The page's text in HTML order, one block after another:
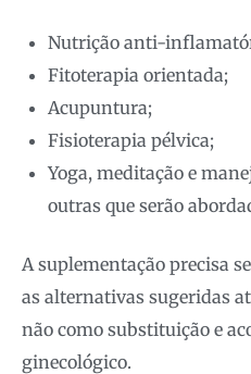
Nutrição anti-
Fitoterapia orientada;
Acupuntura;
Fisioterapia pélvica;
Yoga, meditação e
outras que serão
A suplementação precisa
as alternativas sugeridas
não como substituição e
ginecológico.